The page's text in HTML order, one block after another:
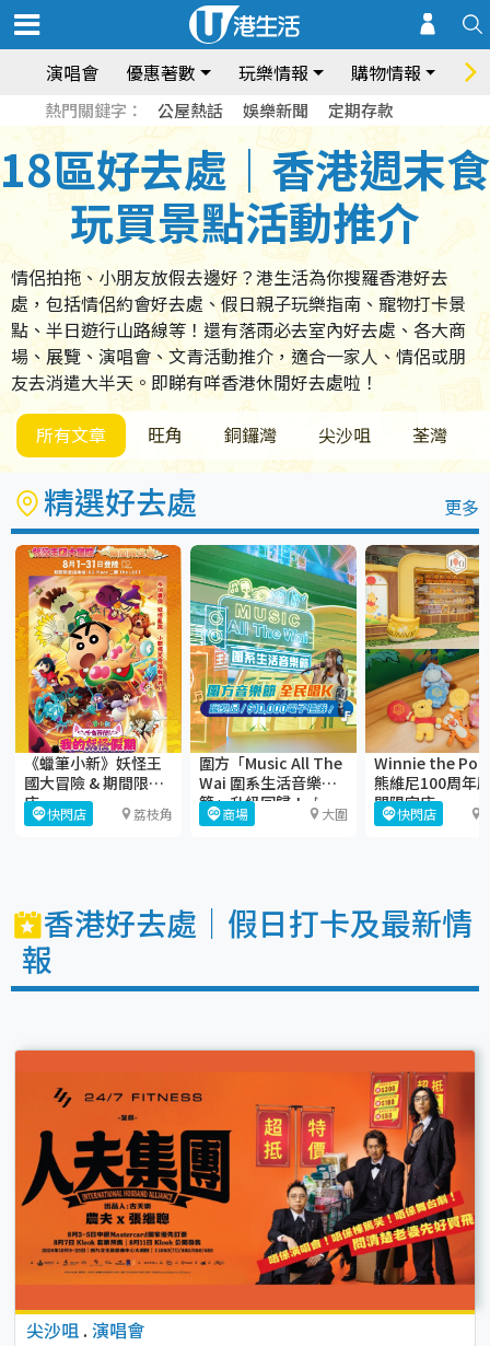
演唱會 優惠著數 玩樂情報 購物情報 飲
熱門關鍵字： 公屋熱話 娛樂新聞 定期存款
18區好去處｜香港週末食
玩買景點活動推介
情侶拍拖、小朋友放假去邊好？港生活為你搜羅香港好去
處，包括情侶約會好去處、假日親子玩樂指南、寵物打卡景
點、半日遊行山路線等！還有落雨必去室內好去處、各大商
場、展覽、演唱會、文青活動推介，適合一家人、情侶或朋
友去消遣大半天。即睇有咩香港休閒好去處啦！
所有文章
旺角 銅鑼灣 尖沙咀 荃灣
精選好去處 更多
《蠟筆小新》妖怪王
國大冒險 & 期間限定
店
快閃店 荔枝角
圍方「Music All The
Wai 圍系生活音樂
節」升級回歸！🎶
商場 大圍
Winnie the
熊維尼100周年
間限定店
快閃店
香港好去處｜假日打卡及最新情
報
尖沙咀 . 演唱會